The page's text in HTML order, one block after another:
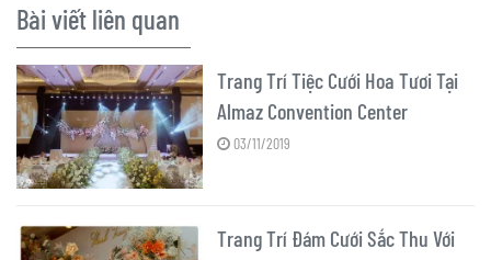
Bài viết liên quan
Trang Trí Tiệc Cưới Hoa Tươi Tại
Almaz Convention Center
03/11/2019
Trang Trí Đám Cưới Sắc Thu Với